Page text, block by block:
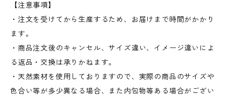
【注意事項】
・注文を受けてから生産するため、お届けまで時間がかかり
ます。
・商品注文後のキャンセル、サイズ違い、イメージ違いによ
る返品・交換は承りかねます。
・天然素材を使用しておりますので、実際の商品のサイズや
色合い等が多少異なる場合、また内包物等ある場合がござい